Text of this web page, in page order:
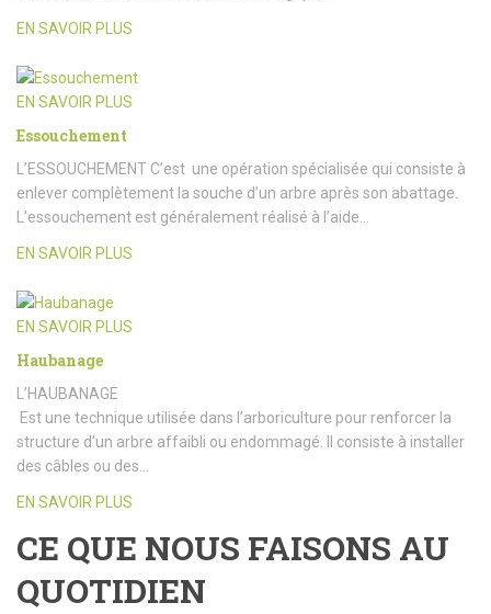
EN SAVOIR PLUS
EN SAVOIR PLUS
Essouchement
L’ESSOUCHEMENT C’est une opération spécialisée qui consiste à
enlever complètement la souche d’un arbre après son abattage.
L’essouchement est généralement réalisé à l’aide…
EN SAVOIR PLUS
EN SAVOIR PLUS
Haubanage
L’HAUBANAGE
Est une technique utilisée dans l’arboriculture pour renforcer la
structure d’un arbre affaibli ou endommagé. Il consiste à installer
des câbles ou des…
EN SAVOIR PLUS
CE QUE NOUS FAISONS AU
QUOTIDIEN